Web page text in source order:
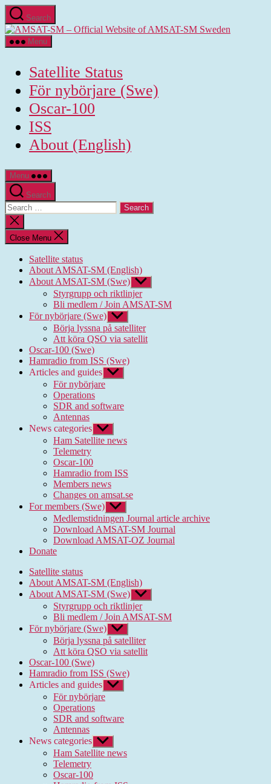
Skip
to
the
content
Search
Menu
Satellite Status
För nybörjare (Swe)
Oscar-100
ISS
About (English)
Menu
Search
Search
for:
Close
search
Close Menu
Satellite status
About AMSAT-SM (English)
About AMSAT-SM (Swe) Show
sub
menu
Styrgrupp och riktlinjer
Bli medlem / Join AMSAT-SM
För nybörjare (Swe) Show
sub
menu
Börja lyssna på satelliter
Att köra QSO via satellit
Oscar-100 (Swe)
Hamradio from ISS (Swe)
Articles and guides Show
sub
För nybörjare
Operations
SDR and software
Antennas
News categories Show
sub
menu
Ham Satellite news
Telemetry
Oscar-100
Hamradio from ISS
Members news
Changes on amsat.se
For members (Swe) Show
sub
menu
Medlemstidningen Journal article archive
Download AMSAT-SM Journal
Download AMSAT-OZ Journal
Donate
Satellite status
About AMSAT-SM (English)
About AMSAT-SM (Swe) Show
sub
menu
Styrgrupp och riktlinjer
Bli medlem / Join AMSAT-SM
För nybörjare (Swe) Show
sub
menu
Börja lyssna på satelliter
Att köra QSO via satellit
Oscar-100 (Swe)
Hamradio from ISS (Swe)
Articles and guides Show
sub
För nybörjare
Operations
SDR and software
Antennas
News categories Show
sub
menu
Ham Satellite news
Telemetry
Oscar-100